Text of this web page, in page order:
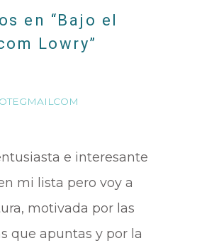
t
i
en “Bajo el
Lowry”
e interesante
mi lista pero voy a
motivada por las
que apuntas y por la